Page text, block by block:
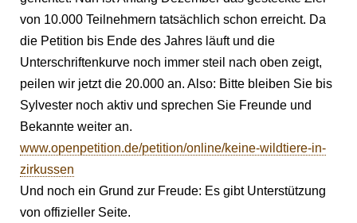
von 10.000 Teilnehmern tatsächlich schon erreicht. Da
die Petition bis Ende des Jahres läuft und die
Unterschriftenkurve noch immer steil nach oben zeigt,
peilen wir jetzt die 20.000 an. Also: Bitte bleiben Sie bis
Sylvester noch aktiv und sprechen Sie Freunde und
Bekannte weiter an.
www.openpetition.de/petition/online/keine-wildtiere-in-
zirkussen
Und noch ein Grund zur Freude: Es gibt Unterstützung
von offizieller Seite.